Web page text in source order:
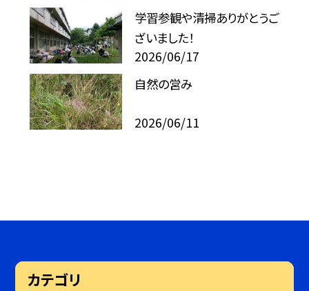
学習参観や清掃ありがとうご
ざいました！
2026/06/17
自然の営み
2026/06/11
カテゴリ